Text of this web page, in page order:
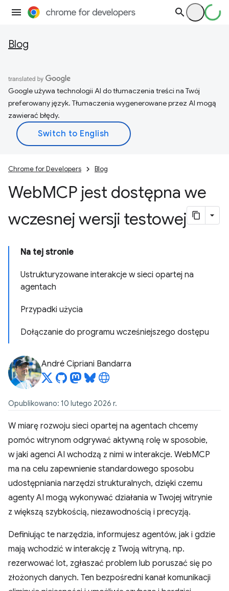
Blog
Google używa technologii AI do tłumaczenia treści na Twój
preferowany język. Tłumaczenia wygenerowane przez AI mogą
zawierać błędy.
Chrome for Developers Blog
WebMCP jest dostępna we
wczesnej wersji testowej
Na tej stronie
Ustrukturyzowane interakcje w sieci opartej na
agentach
Przypadki użycia
Dołączanie do programu wcześniejszego dostępu
André Cipriani Bandarra
Opublikowano: 10 lutego 2026 r.
W miarę rozwoju sieci opartej na agentach chcemy
pomóc witrynom odgrywać aktywną rolę w sposobie,
w jaki agenci AI wchodzą z nimi w interakcje. WebMCP
ma na celu zapewnienie standardowego sposobu
udostępniania narzędzi strukturalnych, dzięki czemu
agenty AI mogą wykonywać działania w Twojej witrynie
z większą szybkością, niezawodnością i precyzją.
Definiując te narzędzia, informujesz agentów, jak i gdzie
mają wchodzić w interakcję z Twoją witryną, np.
rezerwować lot, zgłaszać problem lub poruszać się po
złożonych danych. Ten bezpośredni kanał komunikacji